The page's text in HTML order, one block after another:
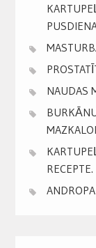
NAUDAS
RECEPTE.